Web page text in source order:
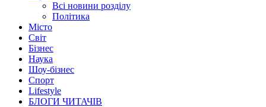
Всі новини розділу
Політика
Місто
Світ
Бізнес
Наука
Шоу-бізнес
Спорт
Lifestyle
БЛОГИ ЧИТАЧІВ